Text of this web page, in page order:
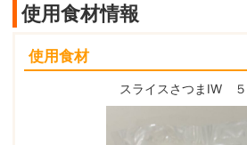
使用食材情報
使用食材
スライスさつまIW ５